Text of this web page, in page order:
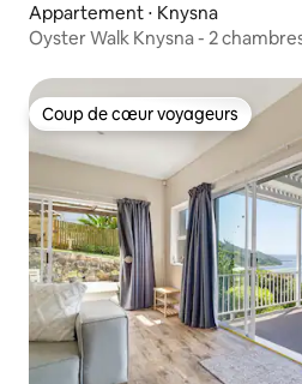
Appartement ⋅ Knysna
Oyster Walk Knysna - 2
Coup de cœur voyageurs
Coup de cœur voyageurs